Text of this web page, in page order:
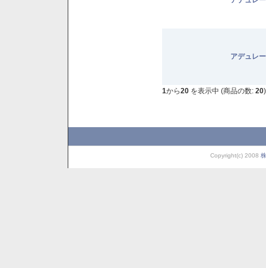
アデュレ
1から20 を表示中 (商品の数: 20)
Copyright(c) 2008